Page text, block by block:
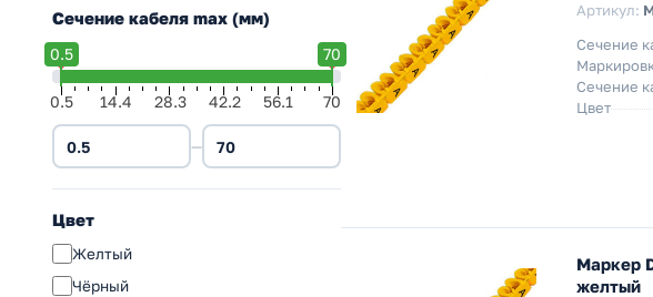
Сечение кабеля max (мм)
0.5 70
0.5 14.4 28.3 42.2 56.1 70
—
Цвет
Желтый
Чёрный
Артикул:
Сечение
Сечение
Цвет
Маркер
желтый